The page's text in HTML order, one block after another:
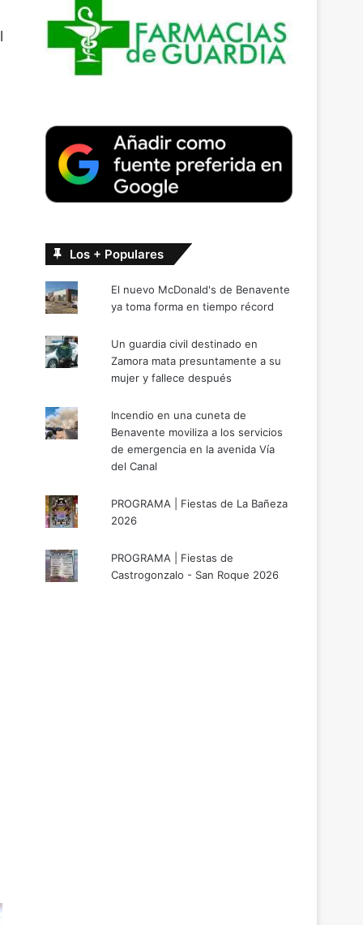
Los + Populares
El nuevo McDonald's de Benavente
ya toma forma en tiempo récord
Un guardia civil destinado en
Zamora mata presuntamente a su
mujer y fallece después
Incendio en una cuneta de
Benavente moviliza a los servicios
de emergencia en la avenida Vía
del Canal
PROGRAMA | Fiestas de La Bañeza
2026
PROGRAMA | Fiestas de
Castrogonzalo - San Roque 2026